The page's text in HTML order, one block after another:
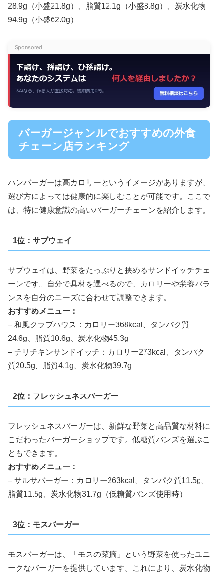
28.9g（小盛21.8g）、脂質12.1g（小盛8.8g）、炭水化物
94.9g（小盛62.0g）
Sponsored
バーガージャンルでおすすめの外食
チェーン店ランキング
ハンバーガーは高カロリーというイメージがありますが、
選び方によっては健康的に楽しむことが可能です。ここで
は、特に健康意識の高いバーガーチェーンを紹介します。
1位：サブウェイ
サブウェイは、野菜をたっぷりと挟めるサンドイッチチェ
ーンです。自分で具材を選べるので、カロリーや栄養バラ
ンスを自分のニーズに合わせて調整できます。
おすすめメニュー：
– 和風クラブハウス：カロリー368kcal、タンパク質
24.6g、脂質10.6g、炭水化物45.3g
– チリチキンサンドイッチ：カロリー273kcal、タンパク
質20.5g、脂質4.1g、炭水化物39.7g
2位：フレッシュネスバーガー
フレッシュネスバーガーは、新鮮な野菜と高品質な材料に
こだわったバーガーショップです。低糖質バンズを選ぶこ
ともできます。
おすすめメニュー：
– サルサバーガー：カロリー263kcal、タンパク質11.5g、
脂質11.5g、炭水化物31.7g（低糖質バンズ使用時）
3位：モスバーガー
モスバーガーは、「モスの菜摘」という野菜を使ったユニ
ークなバーガーを提供しています。これにより、炭水化物